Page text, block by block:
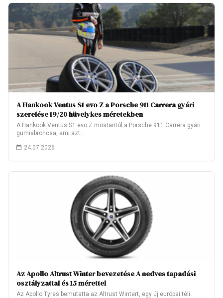
A Hankook Ventus S1 evo Z a Porsche 911 Carrera gyári
szerelése 19/20 hüvelykes méretekben
A Hankook Ventus S1 evo Z mostantól a Porsche 911 Carrera gyári
gumiabroncsa, ami azt…
24.07.2026
Az Apollo Altrust Winter bevezetése A nedves tapadási
osztályzattal és 15 mérettel
Az Apollo Tyres bemutatta az Altrust Wintert, egy új európai téli